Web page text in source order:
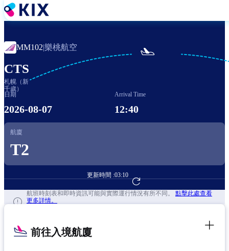
移
至
內
容
MM102|樂桃航空
CTS
札幌（新
千歲）

日期
2026-08-07
Arrival Time
12:40
航廈
T2
更新時間 :03:10
前往航班預訂
航班時刻表和即時資訊可能與實際運行情況有所不同。 點擊此處查看
更多詳情。
前往入境航廈